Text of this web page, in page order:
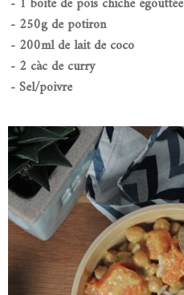
- 250g de potiron
- 200ml de lait de coco
- 2 càc de curry
- Sel/poivre